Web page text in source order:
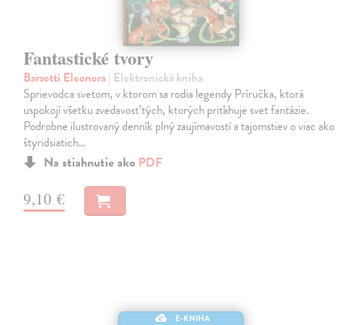
Fantastické tvory
Barsotti Eleonora| Elektronická kniha
Sprievodca svetom, v ktorom sa rodia legendy Príručka, ktorá
uspokojí všetku zvedavosť tých, ktorých priťahuje svet fantázie.
Podrobne ilustrovaný denník plný zaujímavostí a tajomstiev o viac ako
štyridsiatich…
Na stiahnutie ako PDF
9,10 €
E-KNIHA